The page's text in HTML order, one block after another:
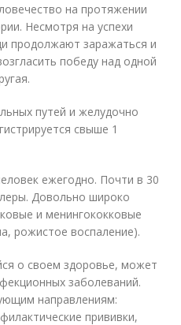
на протяжении
Несмотря на успехи
продолжают заражаться и
победу над одной
путей и желудочно
свыше 1
ежегодно. Почти в 30
Довольно широко
и менингококковые
рожистое воспаление).
о своем здоровье, может
заболеваний.
направлениям:
прививки,